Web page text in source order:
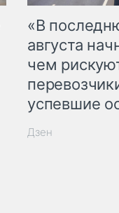
«В
августа
чем
успевшие
Дзен